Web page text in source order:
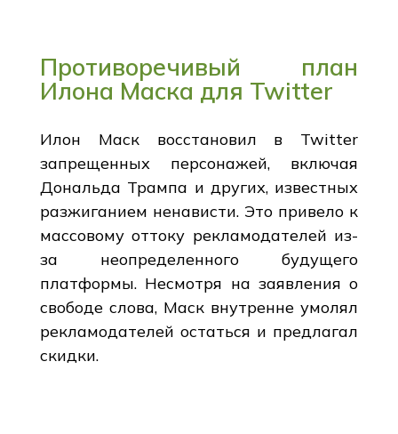
Противоречивый план
Илона Маска для Twitter
Илон Маск восстановил в Twitter
запрещенных персонажей, включая
Дональда Трампа и других, известных
разжиганием ненависти. Это привело к
массовому оттоку рекламодателей из-
за неопределенного будущего
платформы. Несмотря на заявления о
свободе слова, Маск внутренне умолял
рекламодателей остаться и предлагал
скидки.